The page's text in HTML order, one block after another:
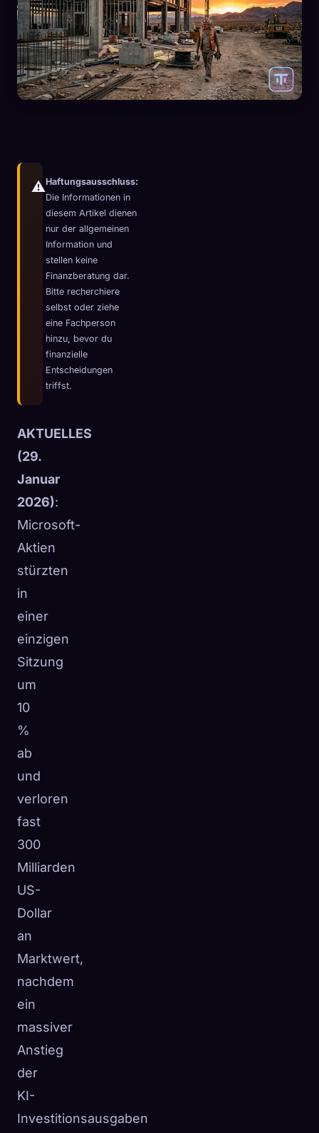
⚠️Haftungsausschluss:
Die Informationen in
diesem Artikel dienen
nur der allgemeinen
Information und
stellen keine
Finanzberatung dar.
Bitte recherchiere
selbst oder ziehe
eine Fachperson
hinzu, bevor du
finanzielle
Entscheidungen
triffst.
AKTUELLES
(29.
Januar
2026):
Microsoft-
Aktien
stürzten
in
einer
einzigen
Sitzung
um
10
%
ab
und
verloren
fast
300
Milliarden
US-
Dollar
an
Marktwert,
nachdem
ein
massiver
Anstieg
der
KI-
Investitionsausgaben
🧬Xeno Database
Kollektion
☁️ Speichere deine Sammlung auf allen Geräten
ENTDECKT